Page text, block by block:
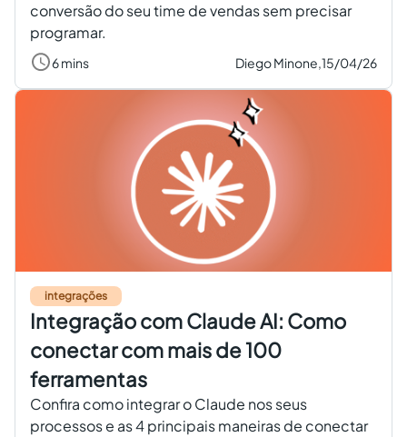
conversão do seu time de vendas sem precisar
programar.
6 mins Diego Minone,15/04/26
integrações
Integração com Claude AI: Como
conectar com mais de 100
ferramentas
Confira como integrar o Claude nos seus
processos e as 4 principais maneiras de conectar